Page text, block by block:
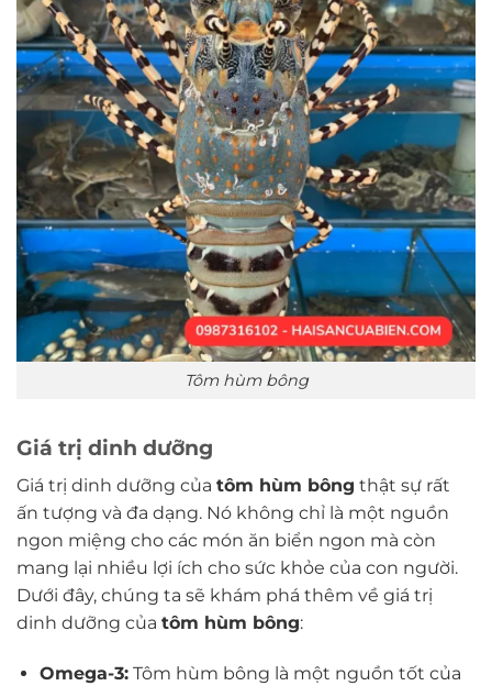
Tôm hùm bông
Giá trị dinh dưỡng
Giá trị dinh dưỡng của tôm hùm bông thật sự rất
ấn tượng và đa dạng. Nó không chỉ là một nguồn
ngon miệng cho các món ăn biển ngon mà còn
mang lại nhiều lợi ích cho sức khỏe của con người.
Dưới đây, chúng ta sẽ khám phá thêm về giá trị
dinh dưỡng của tôm hùm bông:
Omega-3:Tôm hùm bông là một nguồn tốt của